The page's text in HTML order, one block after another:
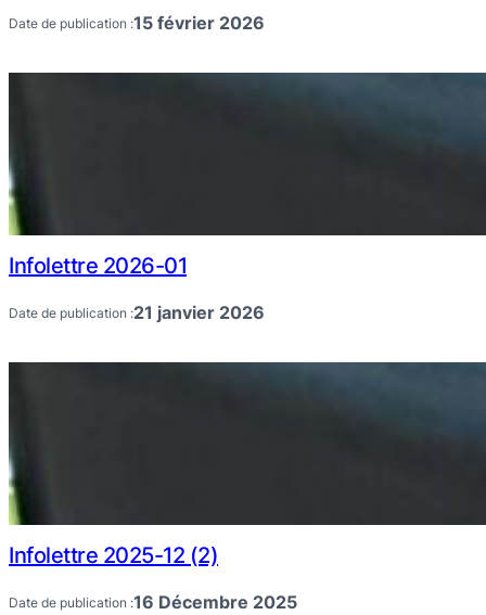
Date de publication :15 février 2026
Infolettre 2026-01
Date de publication :21 janvier 2026
Infolettre 2025-12 (2)
Date de publication :16 Décembre 2025